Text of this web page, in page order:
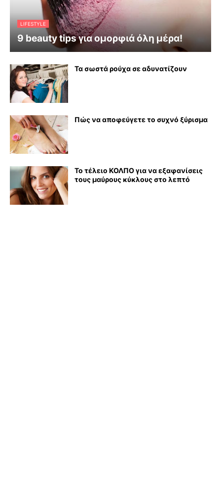
LIFESTYLE
9 beauty tips για ομορφιά όλη μέρα!
Τα σωστά ρούχα σε αδυνατίζουν
Πώς να αποφεύγετε το συχνό ξύρισμα
Το τέλειο ΚΟΛΠΟ για να εξαφανίσεις
τους μαύρους κύκλους στο λεπτό